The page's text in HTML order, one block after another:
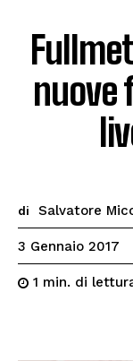
nuove
di Salvatore
3 Gennaio 2017
1 min. di